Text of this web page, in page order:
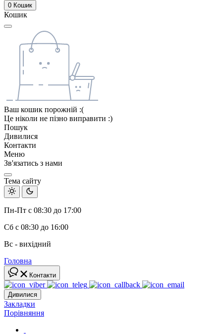
0 Кошик
Кошик
Ваш кошик порожній :(
Це ніколи не пізно виправити :)
Пошук
Дивилися
Контакти
Меню
Зв'язатись з нами
Тема сайту
Пн-Пт с 08:30 до 17:00
Сб с 08:30 до 16:00
Вс - вихідний
Головна
Контакти
Дивилися
Закладки
Порівняння